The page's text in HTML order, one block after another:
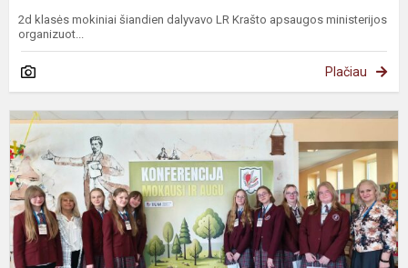
2d klasės mokiniai šiandien dalyvavo LR Krašto apsaugos ministerijos
organizuot...
Plačiau